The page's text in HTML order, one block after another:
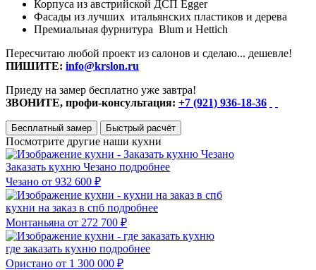
Корпуса из австрийской ДСП Egger
Фасады из лучших итальянских пластиков и дерева
Премиальная фурнитура Blum и Hettich
Пересчитаю любой проект из салонов и сделаю... дешевле!
ПИШИТЕ: info@krslon.ru
Приеду на замер бесплатно уже завтра!
ЗВОНИТЕ, профи-консультация: +7 (921) 936-18-36
Бесплатный замер Быстрый расчёт
Посмотрите другие наши кухни
Заказать кухню Чезано подробнее
Чезано от 932 600 ₽
кухни на заказ в спб подробнее
Монтаньяна от 272 700 ₽
где заказать кухню подробнее
Ористано от 1 300 000 ₽